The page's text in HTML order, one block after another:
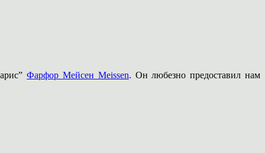
Фарфор Мейсен Meissen. Он любезно предоставил нам